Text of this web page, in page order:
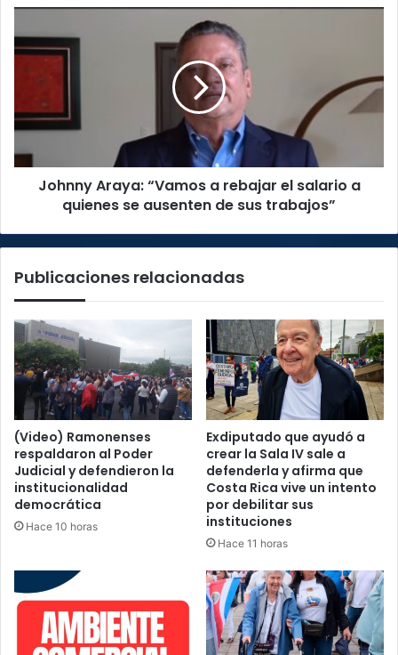
Araya:
“Vamos
el
salario
quienes
ausenten
Johnny Araya: “Vamos a rebajar el salario a
quienes se ausenten de sus trabajos”
Publicaciones relacionadas
(Video) Ramonenses
respaldaron al Poder
Judicial y defendieron la
institucionalidad
democrática
Hace 10 horas
Exdiputado que ayudó a
crear la Sala IV sale a
defenderla y afirma que
Costa Rica vive un intento
por debilitar sus
instituciones
Hace 11 horas